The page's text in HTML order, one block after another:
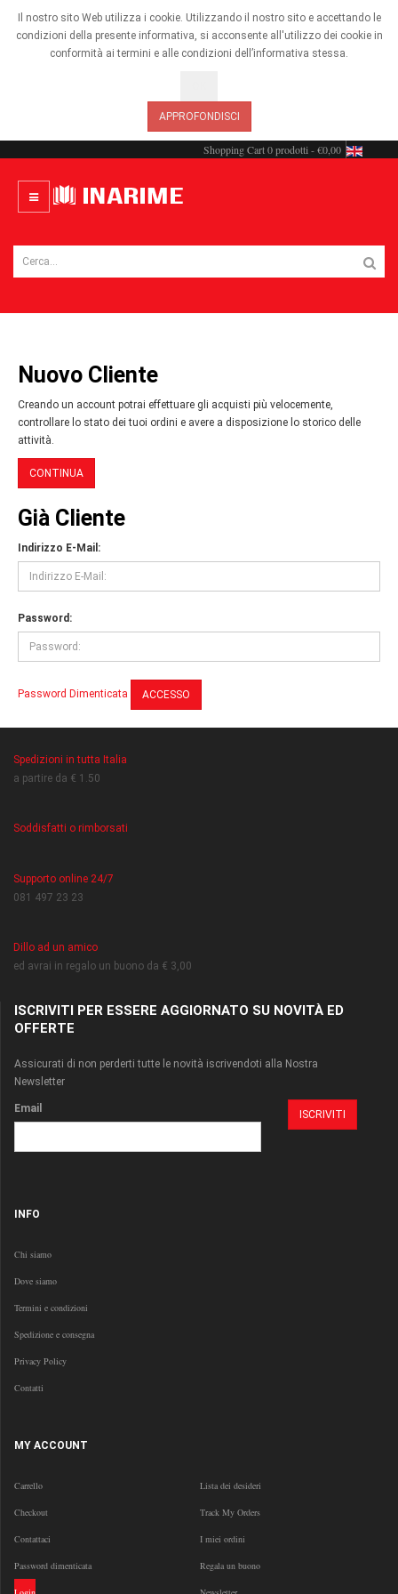
Il nostro sito Web utilizza i cookie. Utilizzando il nostro sito e accettando le
condizioni della presente informativa, si acconsente all'utilizzo dei cookie in
conformità ai termini e alle condizioni dell’informativa stessa.
APPROFONDISCI
Shopping Cart0 prodotti - €0,00
Nuovo Cliente
Creando un account potrai effettuare gli acquisti più velocemente,
controllare lo stato dei tuoi ordini e avere a disposizione lo storico delle
attività.
CONTINUA
Già Cliente
Indirizzo E-Mail:
Password:
Password Dimenticata
Spedizioni in tutta Italia
a partire da € 1.50
Soddisfatti o rimborsati
Supporto online 24/7
081 497 23 23
Dillo ad un amico
ed avrai in regalo un buono da € 3,00
ISCRIVITI PER ESSERE AGGIORNATO SU NOVITÀ ED
OFFERTE
Assicurati di non perderti tutte le novità iscrivendoti alla Nostra
Newsletter
Email
INFO
Chi siamo
Dove siamo
Termini e condizioni
Spedizione e consegna
Privacy Policy
Contatti
MY ACCOUNT
Carrello Lista dei desideri
Checkout Track My Orders
Contattaci I miei ordini
Password dimenticata Regala un buono